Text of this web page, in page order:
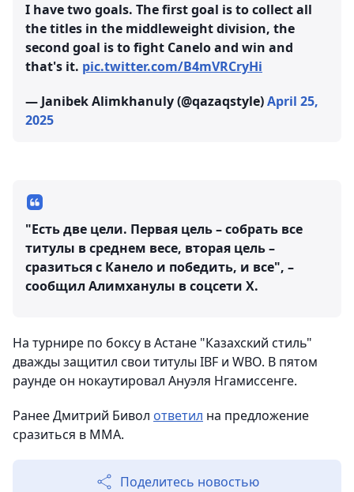
I have two goals. The first goal is to collect all
the titles in the middleweight division, the
second goal is to fight Canelo and win and
that's it. pic.twitter.com/B4mVRCryHi
— Janibek Alimkhanuly (@qazaqstyle)April 25,
2025
"Есть две цели. Первая цель – собрать все
титулы в среднем весе, вторая цель –
сразиться с Канело и победить, и все", –
сообщил Алимханулы в соцсети X.
На турнире по боксу в Астане "Казахский стиль"
дважды защитил свои титулы IBF и WBO. В пятом
раунде он нокаутировал Ануэля Нгамиссенге.
Ранее Дмитрий Бивол ответил на предложение
сразиться в ММА.
Поделитесь новостью